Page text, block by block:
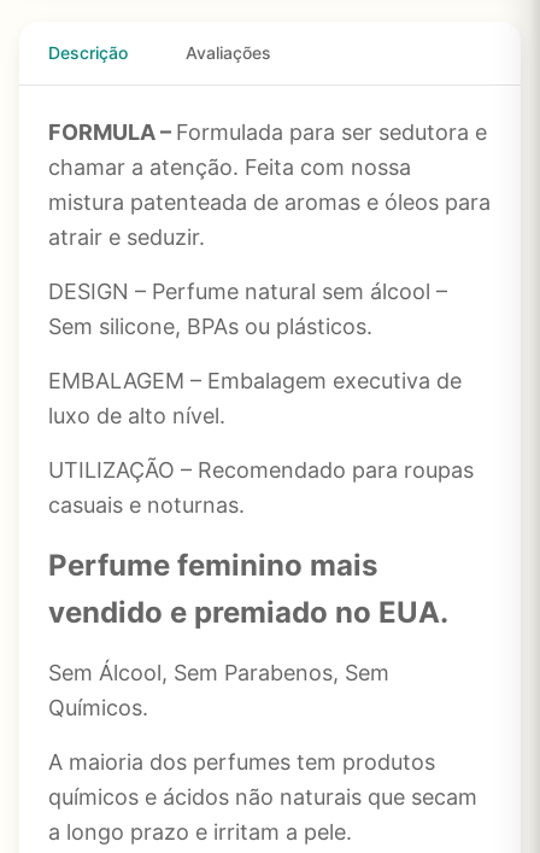
Descrição Avaliações
FORMULA – Formulada para ser sedutora e
chamar a atenção. Feita com nossa
mistura patenteada de aromas e óleos para
atrair e seduzir.
DESIGN – Perfume natural sem álcool –
Sem silicone, BPAs ou plásticos.
EMBALAGEM – Embalagem executiva de
luxo de alto nível.
UTILIZAÇÃO – Recomendado para roupas
casuais e noturnas.
Perfume feminino mais
vendido e premiado no EUA.
Sem Álcool, Sem Parabenos, Sem
Químicos.
A maioria dos perfumes tem produtos
químicos e ácidos não naturais que secam
a longo prazo e irritam a pele.